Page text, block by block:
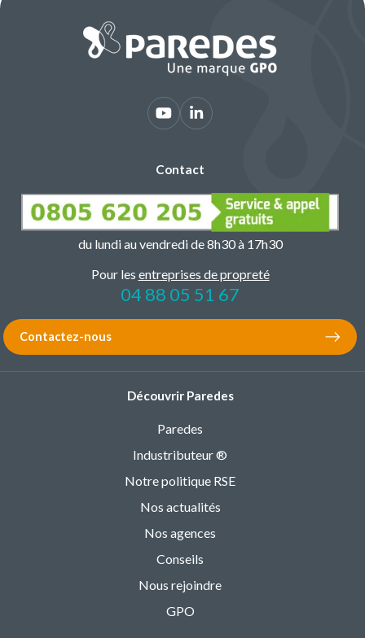
Contact
du lundi au vendredi de 8h30 à 17h30
Pour les entreprises de propreté
04 88 05 51 67
Contactez-nous
Découvrir Paredes
Paredes
Industributeur ®
Notre politique RSE
Nos actualités
Nos agences
Conseils
Nous rejoindre
GPO